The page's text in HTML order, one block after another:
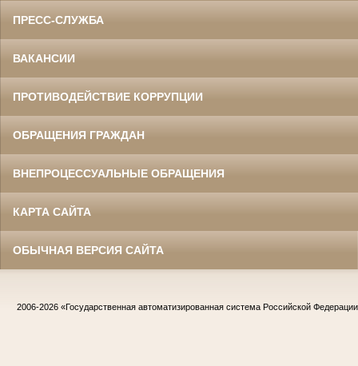
ПРЕСС-СЛУЖБА
ВАКАНСИИ
ПРОТИВОДЕЙСТВИЕ КОРРУПЦИИ
ОБРАЩЕНИЯ ГРАЖДАН
ВНЕПРОЦЕССУАЛЬНЫЕ ОБРАЩЕНИЯ
КАРТА САЙТА
ОБЫЧНАЯ ВЕРСИЯ САЙТА
2006-2026 «Государственная автоматизированная система Российской